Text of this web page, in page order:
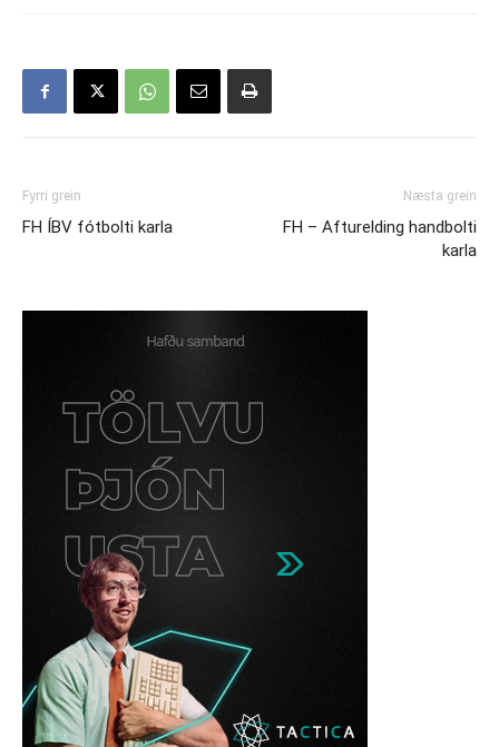
Fyrri grein
FH ÍBV fótbolti karla
Næsta grein
FH – Afturelding handbolti
karla